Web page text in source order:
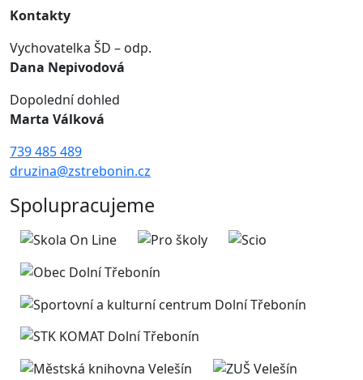
Kontakty
Vychovatelka ŠD – odp.
Dana Nepivodová
Dopolední dohled
Marta Válková
739 485 489
druzina@zstrebonin.cz
Spolupracujeme